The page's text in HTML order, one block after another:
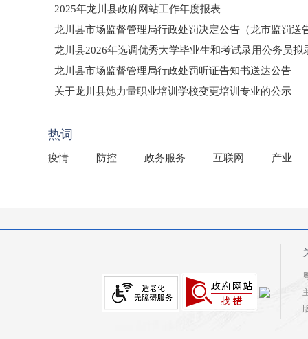
2025年龙川县政府网站工作年度报表
龙川县市场监督管理局行政处罚决定公告（龙市监罚送
龙川县2026年选调优秀大学毕业生和考试录用公务员拟
龙川县市场监督管理局行政处罚听证告知书送达公告
（龙市监罚送告〔2026〕71号）
关于龙川县她力量职业培训学校变更培训专业的公示
热词
疫情 防控 政务服务 互联网 产业